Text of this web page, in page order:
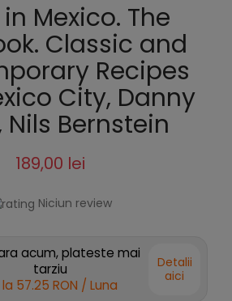
Mexico. The
Classic and
Recipes
City, Danny
Nils Bernstein
189,00 lei
Niciun review
acum, plateste mai
tarziu
57.25 RON / Luna
Detalii
aici